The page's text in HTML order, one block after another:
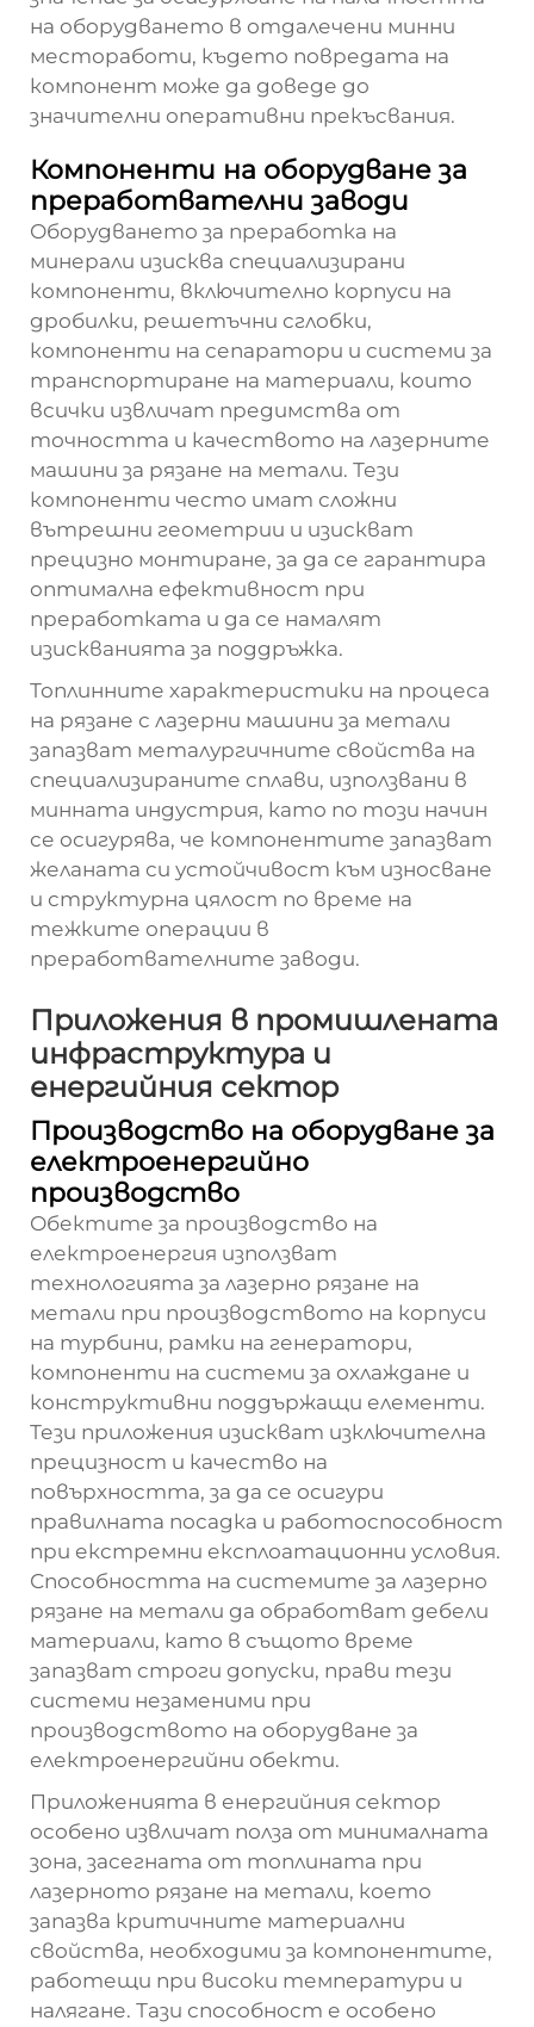
на оборудването в отдалечени минни
местоработи, където повредата на
компонент може да доведе до
значителни оперативни прекъсвания.
Компоненти на оборудване за
преработвателни заводи
Оборудването за преработка на
минерали изисква специализирани
компоненти, включително корпуси на
дробилки, решетъчни сглобки,
компоненти на сепаратори и системи за
транспортиране на материали, които
всички извличат предимства от
точността и качеството на лазерните
машини за рязане на метали. Тези
компоненти често имат сложни
вътрешни геометрии и изискват
прецизно монтиране, за да се гарантира
оптимална ефективност при
преработката и да се намалят
изискванията за поддръжка.
Топлинните характеристики на процеса
на рязане с лазерни машини за метали
запазват металургичните свойства на
специализираните сплави, използвани в
минната индустрия, като по този начин
се осигурява, че компонентите запазват
желаната си устойчивост към износване
и структурна цялост по време на
тежките операции в
преработвателните заводи.
Приложения в промишлената
инфраструктура и
енергийния сектор
Производство на оборудване за
електроенергийно
производство
Обектите за производство на
електроенергия използват
технологията за лазерно рязане на
метали при производството на корпуси
на турбини, рамки на генератори,
компоненти на системи за охлаждане и
конструктивни поддържащи елементи.
Тези приложения изискват изключителна
прецизност и качество на
повърхността, за да се осигури
правилната посадка и работоспособност
при екстремни експлоатационни условия.
Способността на системите за лазерно
рязане на метали да обработват дебели
материали, като в същото време
запазват строги допуски, прави тези
системи незаменими при
производството на оборудване за
електроенергийни обекти.
Приложенията в енергийния сектор
особено извличат полза от минималната
зона, засегната от топлината при
лазерното рязане на метали, което
запазва критичните материални
свойства, необходими за компонентите,
работещи при високи температури и
налягане. Тази способност е особено